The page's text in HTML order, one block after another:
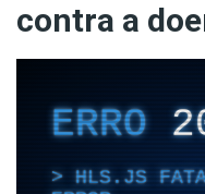
contra a